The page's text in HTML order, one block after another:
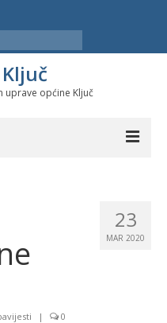
uprave općine Ključ
u stambenom
23
MAR 2020
| 0